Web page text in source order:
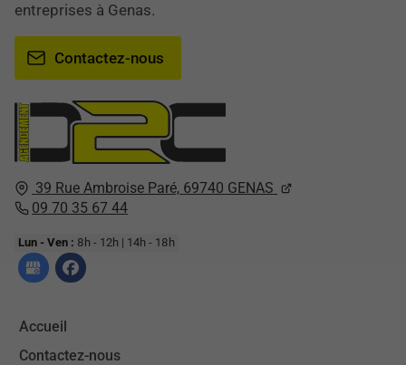
39 Rue Ambroise Paré, 69740 GENAS
09 70 35 67 44
Lun - Ven : 8h - 12h | 14h - 18h
Accueil
Contactez-nous
entreprises à Genas.
Contactez-nous